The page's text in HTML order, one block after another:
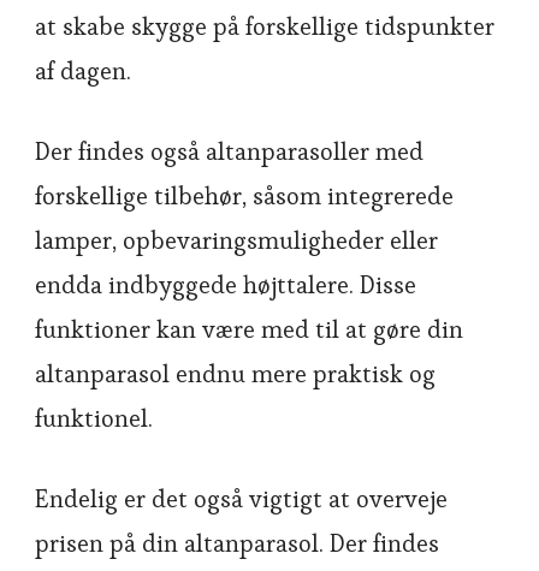
at skabe skygge på forskellige tidspunkter
af dagen.
Der findes også altanparasoller med
forskellige tilbehør, såsom integrerede
lamper, opbevaringsmuligheder eller
endda indbyggede højttalere. Disse
funktioner kan være med til at gøre din
altanparasol endnu mere praktisk og
funktionel.
Endelig er det også vigtigt at overveje
prisen på din altanparasol. Der findes